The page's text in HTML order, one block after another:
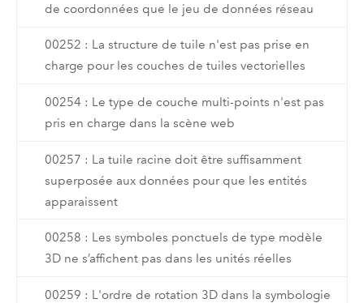
de coordonnées que le jeu de données réseau
00252 : La structure de tuile n'est pas prise en
charge pour les couches de tuiles vectorielles
00254 : Le type de couche multi-points n'est pas
pris en charge dans la scène web
00257 : La tuile racine doit être suffisamment
superposée aux données pour que les entités
apparaissent
00258 : Les symboles ponctuels de type modèle
3D ne s’affichent pas dans les unités réelles
00259 : L'ordre de rotation 3D dans la symbologie